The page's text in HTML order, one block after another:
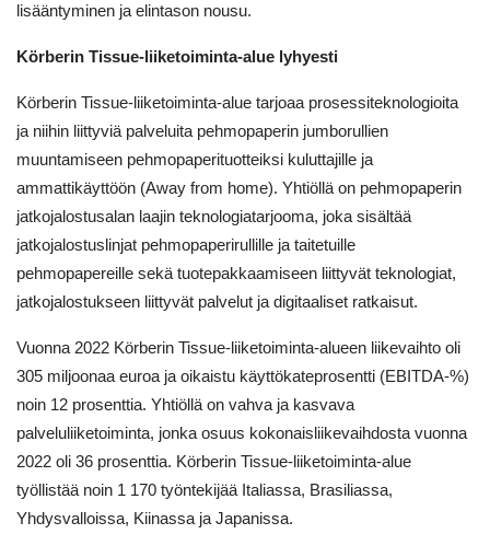
lisääntyminen ja elintason nousu.
Körberin Tissue-liiketoiminta-alue lyhyesti
Körberin Tissue-liiketoiminta-alue tarjoaa prosessiteknologioita
ja niihin liittyviä palveluita pehmopaperin jumborullien
muuntamiseen pehmopaperituotteiksi kuluttajille ja
ammattikäyttöön (Away from home). Yhtiöllä on pehmopaperin
jatkojalostusalan laajin teknologiatarjooma, joka sisältää
jatkojalostuslinjat pehmopaperirullille ja taitetuille
pehmopapereille sekä tuotepakkaamiseen liittyvät teknologiat,
jatkojalostukseen liittyvät palvelut ja digitaaliset ratkaisut.
Vuonna 2022 Körberin Tissue-liiketoiminta-alueen liikevaihto oli
305 miljoonaa euroa ja oikaistu käyttökateprosentti (EBITDA-%)
noin 12 prosenttia. Yhtiöllä on vahva ja kasvava
palveluliiketoiminta, jonka osuus kokonaisliikevaihdosta vuonna
2022 oli 36 prosenttia. Körberin Tissue-liiketoiminta-alue
työllistää noin 1 170 työntekijää Italiassa, Brasiliassa,
Yhdysvalloissa, Kiinassa ja Japanissa.